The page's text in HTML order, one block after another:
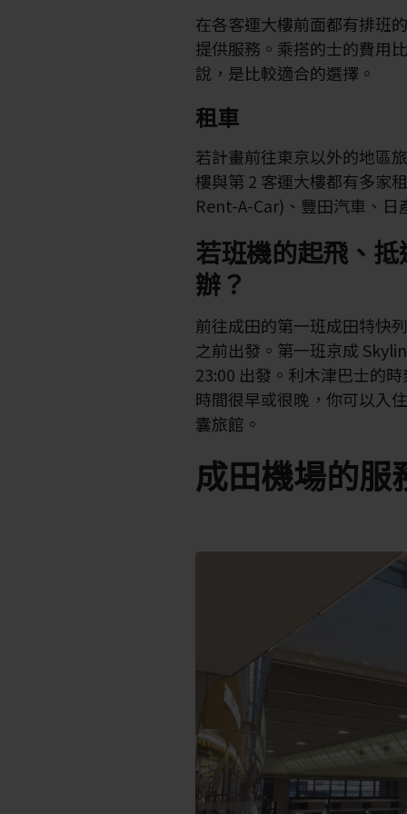
在各客運大樓前面都有排班
提供服務。乘搭的士的費用
說，是比較適合的選擇。
租車
若計畫前往東京以外的地區
樓與第 2 客運大樓都有多家
Rent-A-Car)、豐田汽車、
若班機的起飛、
辦？
前往成田的第一班成田特快
之前出發。第一班京成
23:00 出發。利木津巴士的
時間很早或很晚，你可以入
囊旅館。
成田機場的服